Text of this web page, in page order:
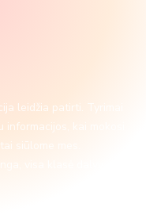
leidžia patirti. Tyrimai
kai mokosi
siūlome mes.